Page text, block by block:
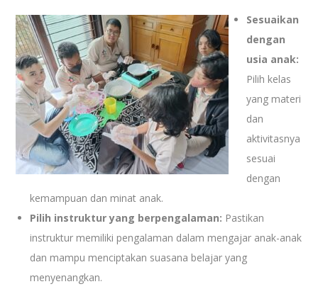
Sesuaikan
dengan
usia anak:
Pilih kelas
yang materi
dan
aktivitasnya
sesuai
dengan
kemampuan dan minat anak.
Pilih instruktur yang berpengalaman: Pastikan
instruktur memiliki pengalaman dalam mengajar anak-anak
dan mampu menciptakan suasana belajar yang
menyenangkan.